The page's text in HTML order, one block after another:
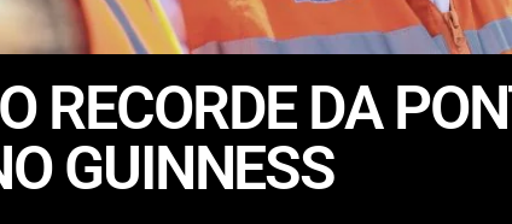
RECORDE DA
GUINNESS